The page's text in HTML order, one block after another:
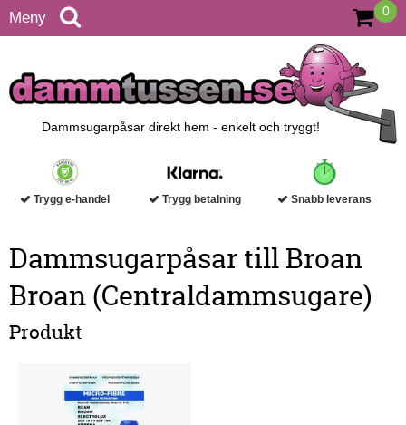
Meny 0
Dammsugarpåsar direkt hem - enkelt och tryggt!
Trygg e-handel Trygg betalning Snabb leverans
Dammsugarpåsar till Broan
Broan (Centraldammsugare)
Produkt